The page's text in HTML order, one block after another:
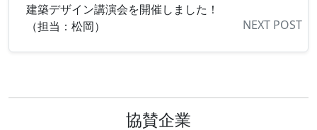
建築デザイン講演会を開催しました！
（担当：松岡）
NEXT POST
協賛企業